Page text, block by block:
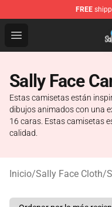
FREE
Open menu
Sally Face Store -
Sally Face
Estas camisetas están
dibujos animados con una
16 caras. Estas camisetas
calidad.
Inicio/Sally Face Cloth/